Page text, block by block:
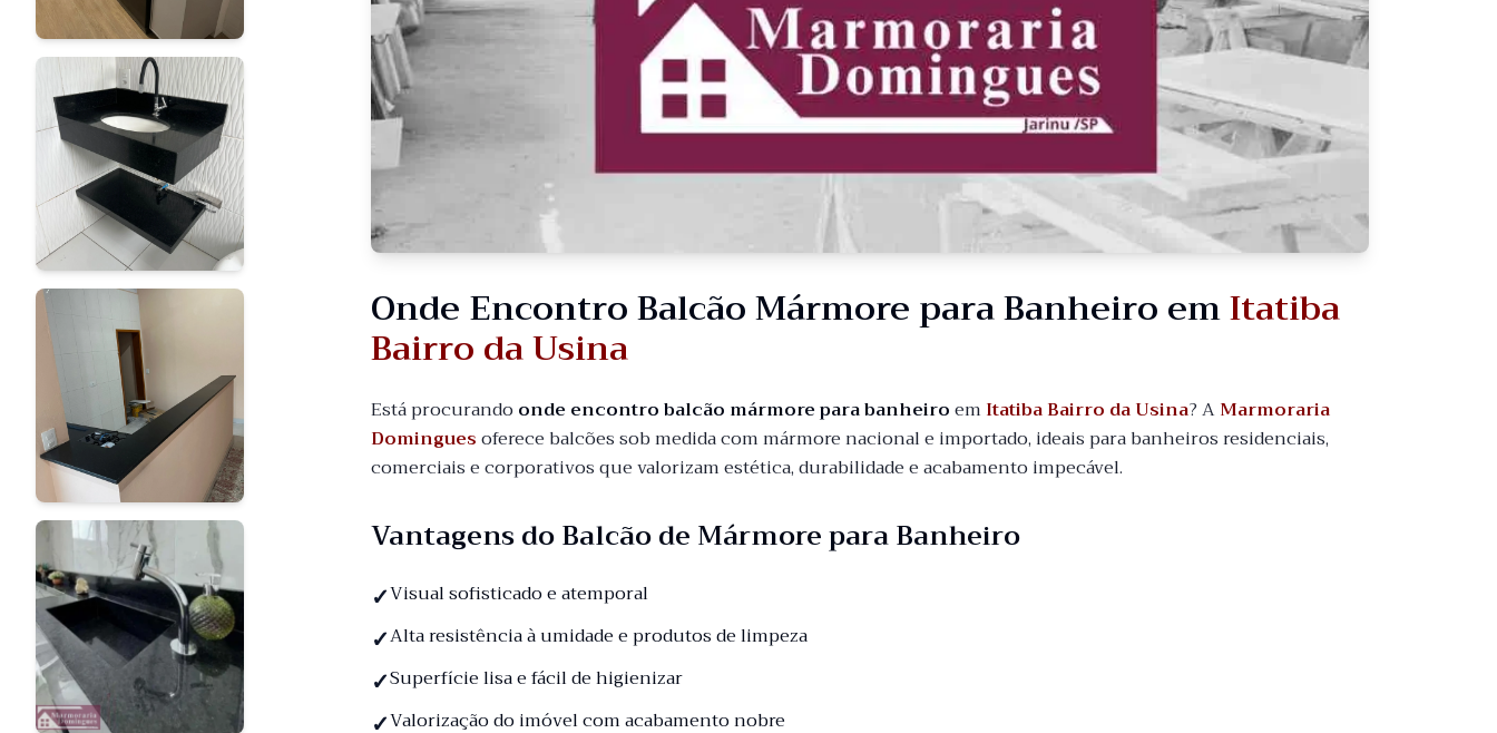
Onde Encontro Balcão Mármore para Banheiro emItatiba
Bairro da Usina
Está procurando onde encontro balcão mármore para banheiroem Itatiba Bairro da Usina? AMarmoraria
Dominguesoferece balcões sob medida com mármore nacional e importado, ideais para banheiros residenciais,
comerciais e corporativos que valorizam estética, durabilidade e acabamento impecável.
Vantagens do Balcão de Mármore para Banheiro
Visual sofisticado e atemporal
Alta resistência à umidade e produtos de limpeza
Superfície lisa e fácil de higienizar
Valorização do imóvel com acabamento nobre